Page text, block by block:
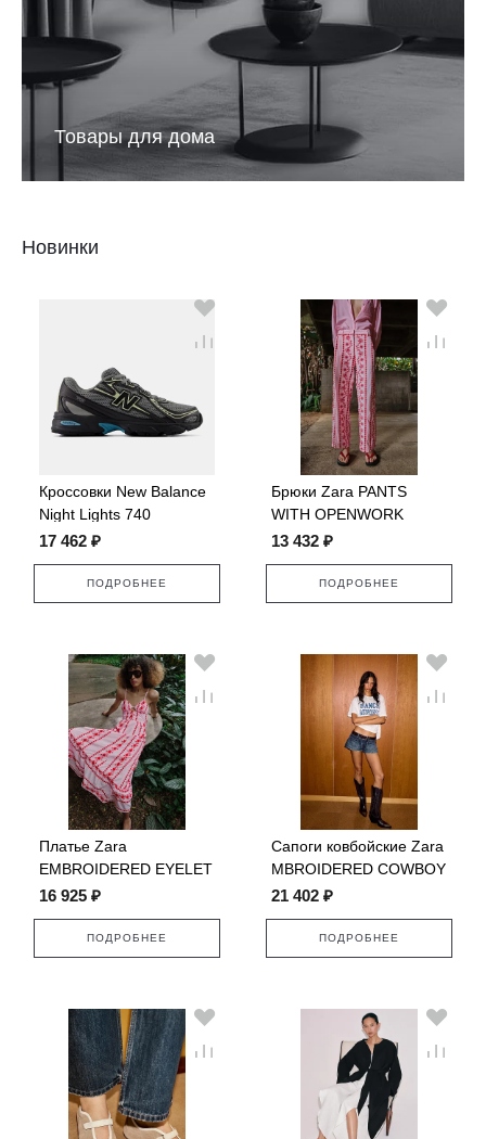
Товары для дома
Новинки
Кроссовки New Balance
Night Lights 740
17 462 ₽
ПОДРОБНЕЕ
Брюки Zara PANTS
WITH OPENWORK
EMBROIDERY
13 432 ₽
ПОДРОБНЕЕ
Платье Zara
EMBROIDERED EYELET
MIDI
16 925 ₽
ПОДРОБНЕЕ
Сапоги ковбойские Zara
MBROIDERED COWBOY
21 402 ₽
ПОДРОБНЕЕ